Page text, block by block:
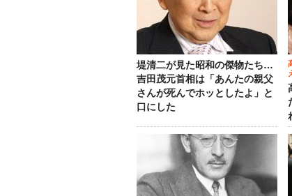
堤清二が見た昭和の傑物たち…
吉田茂元首相は「あんたの親父
さんが死んでホッとしたよ」と
口にした